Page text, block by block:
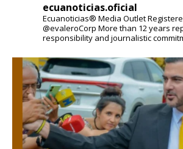
ecuanoticias.oficial
Ecuanoticias® Media Outlet
@evaleroCorp More than 12 years
responsibility and journalistic